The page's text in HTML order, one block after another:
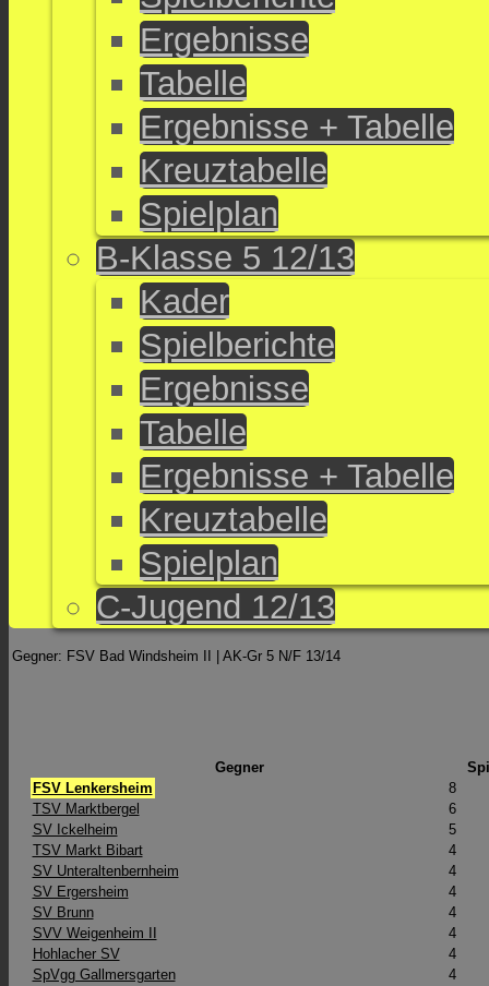
Ergebnisse
Tabelle
Ergebnisse + Tabelle
Kreuztabelle
Spielplan
B-Klasse 5 12/13
Kader
Spielberichte
Ergebnisse
Tabelle
Ergebnisse + Tabelle
Kreuztabelle
Spielplan
C-Jugend 12/13
Gegner: FSV Bad Windsheim II | AK-Gr 5 N/F 13/14
Gegner
FSV Lenkersheim
8
TSV Marktbergel
6
SV Ickelheim
5
TSV Markt Bibart
4
SV Unteraltenbernheim
4
SV Ergersheim
4
SV Brunn
4
SVV Weigenheim II
4
Hohlacher SV
4
SpVgg Gallmersgarten
4